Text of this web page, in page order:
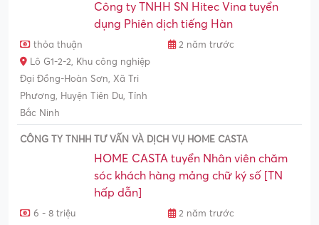
Công ty TNHH SN Hitec Vina tuyển
dụng Phiên dịch tiếng Hàn
thỏa thuận
2 năm trước
Lô G1-2-2, Khu công nghiệp
Đại Đồng-Hoàn Sơn, Xã Tri
Phương, Huyện Tiên Du, Tỉnh
Bắc Ninh
CÔNG TY TNHH TƯ VẤN VÀ DỊCH VỤ HOME CASTA
HOME CASTA tuyển Nhân viên chăm
sóc khách hàng mảng chữ ký số [TN
hấp dẫn]
6 - 8 triệu
2 năm trước